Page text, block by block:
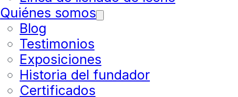
Quiénes somos
Blog
Testimonios
Exposiciones
Historia del fundador
Certificados